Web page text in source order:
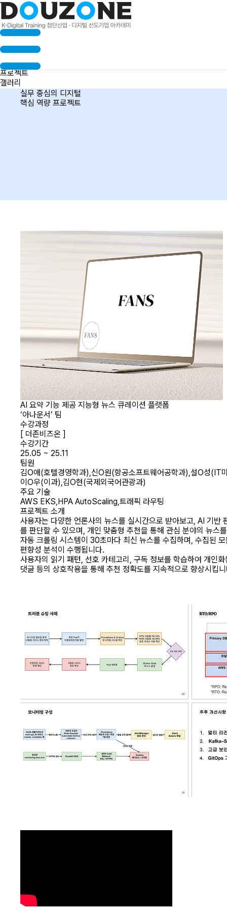
수료생 인터뷰
프로젝트
갤러리
실무 중심의 디지털
핵심 역량 프로젝트
AI 요약 기능 제공 지능형 뉴스 큐레이션 플랫폼
‘아나운서’ 팀
수강과정
[ 더존비즈온 ]
수강기간
25.05 ~ 25.11
팀원
김O애(호텔경영학과),신O원(항공소프트웨어공학과),설O성(IT
이O우(이과),김O현(국제외국어관광과)
주요 기술
AWS EKS,HPA AutoScaling,트래픽 라우팅
프로젝트 소개
사용자는 다양한 언론사의 뉴스를 실시간으로 받아보고, AI 기반
를 판단할 수 있으며, 개인 맞춤형 추천을 통해 관심 분야의 뉴스
자동 크롤링 시스템이 30초마다 최신 뉴스를 수집하며, 수집된
편향성 분석이 수행됩니다.
사용자의 읽기 패턴, 선호 카테고리, 구독 정보를 학습하여 개인
댓글 등의 상호작용을 통해 추천 정확도를 지속적으로 향상시킵